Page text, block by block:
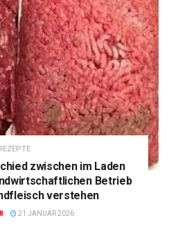
zwischen im Laden
Betrieb
verstehen
21 JANUAR 2026